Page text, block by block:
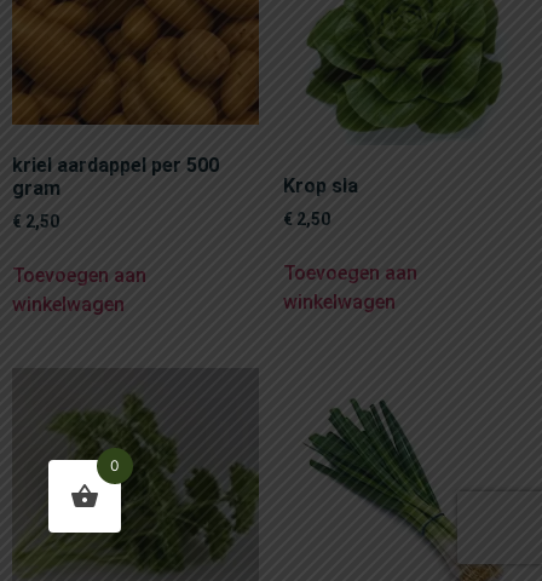
kriel aardappel per 500
gram
€ 2,50
Toevoegen aan
winkelwagen
Krop sla
€ 2,50
Toevoegen aan
winkelwagen
0